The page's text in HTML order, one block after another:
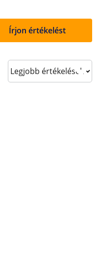
Írjon értékelést
Sort reviews